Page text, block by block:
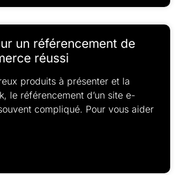
un référencement de
réussi
produits à présenter et la
le référencement d’un site e-
compliqué. Pour vous aider